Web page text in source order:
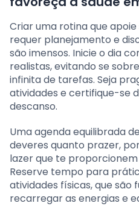
Criar uma rotina que
requer planejamento e
são imensos. Inicie o dia
realistas, evitando se
infinita de tarefas. Seja
atividades e certifique-se
descanso.
Uma agenda equilibrada
deveres quanto prazer,
lazer que te
Reserve tempo para
atividades físicas, que são
recarregar as energias e